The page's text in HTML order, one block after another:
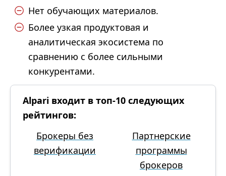
Нет обучающих материалов.
Более узкая продуктовая и
аналитическая экосистема по
сравнению с более сильными
конкурентами.
Alpari входит в топ-10 следующих
рейтингов:
Брокеры без
верификации
Партнерские
программы
брокеров